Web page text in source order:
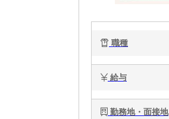
職種
給与
勤務地・面接地